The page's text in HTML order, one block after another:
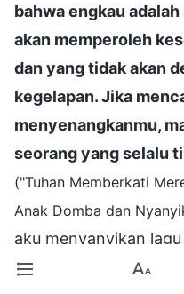
bahwa engkau
akan memperoleh
dan yang tidak akan
kegelapan. Jika
menyenangkanmu,
seorang yang selalu
("Tuhan Memberkati
Anak Domba dan
aku menyanyikan
tertekan dan malu.